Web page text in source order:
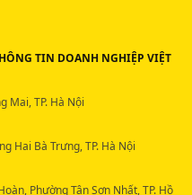
TIN DOANH NGHIỆP VIỆT
Mai, TP. Hà Nội
Hai Bà Trưng, TP. Hà Nội
Phường Tân Sơn Nhất, TP. Hồ